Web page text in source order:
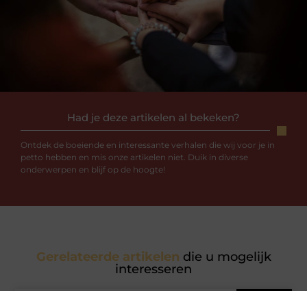
Had je deze artikelen al bekeken?
Ontdek de boeiende en interessante verhalen die wij voor je in
petto hebben en mis onze artikelen niet. Duik in diverse
onderwerpen en blijf op de hoogte!
Gerelateerde artikelen die u mogelijk
interesseren